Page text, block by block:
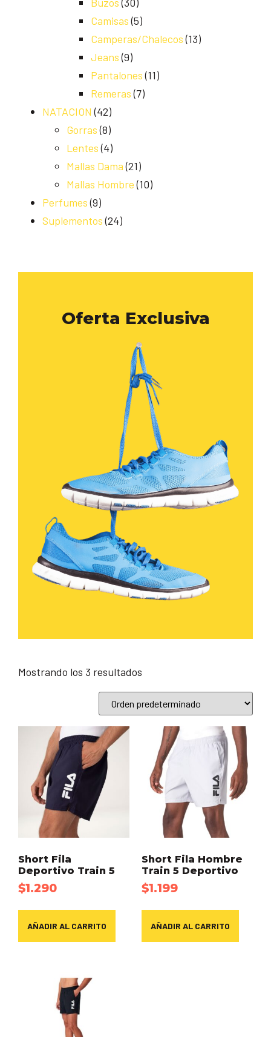
Camisas (5)
Camperas/Chalecos (13)
Jeans (9)
Pantalones (11)
Remeras (7)
NATACION (42)
Gorras (8)
Lentes (4)
Mallas Dama (21)
Mallas Hombre (10)
Perfumes (9)
Suplementos (24)
Oferta Exclusiva
Mostrando los 3 resultados
Short Fila
Deportivo Train 5
$1.290
AÑADIR AL CARRITO
Short Fila Hombre
Train 5 Deportivo
$1.199
AÑADIR AL CARRITO